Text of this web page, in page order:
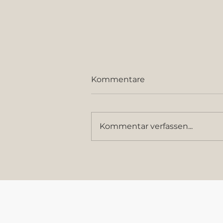
Kommentare
Kommentar verfassen...